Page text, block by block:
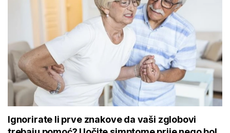
Ignorirate li prve znakove da vaši zglobovi